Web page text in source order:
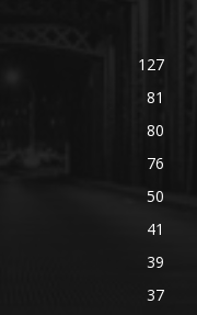
127
81
80
76
50
41
39
37